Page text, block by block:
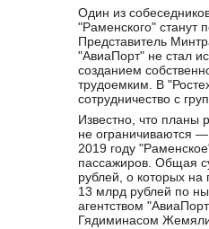
Один из
"Раменского" станут
Представитель
"АвиаПорт" не стал
созданием
трудоемким. В
сотрудничество с
Известно, что планы
не ограничиваются
2019 году
пассажиров. Общая
рублей, о которых на
13 млрд рублей по
агентством
Гядиминасом